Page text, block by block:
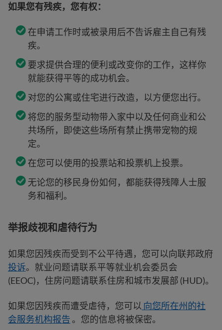
如果您有残疾，您有权：
在申请工作时或被录用后不告诉雇主自己有残
疾。
要求提供合理的便利或改变你的工作，这样你
就能获得平等的成功机会。
对您的公寓或住宅进行改造，以方便您出行。
将您的服务型动物带入家中以及任何商业和公
共场所，即使这些场所有禁止携带宠物的规
定。
在您可以使用的投票站和投票机上投票。
无论您的移民身份如何，都能获得残障人士服
务和福利。
举报歧视和虐待行为
如果您因残疾而受到不公平待遇，您可以向联邦政府
投诉。就业问题请联系平等就业机会委员会
(EEOC)，住房问题请联系住房和城市发展部 (HUD)。
如果您因残疾而遭受虐待，您可以 向您所在州的社
会服务机构报告 。您的信息将被保密。